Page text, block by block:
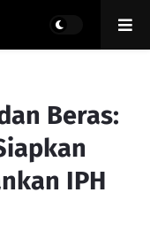
Beras:
IPH